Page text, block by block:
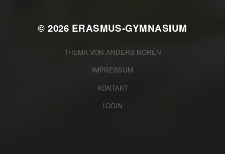
© 2026 ERASMUS-GYMNASIUM
THEMA VON ANDERS NORÉN
IMPRESSUM
KONTAKT
LOGIN